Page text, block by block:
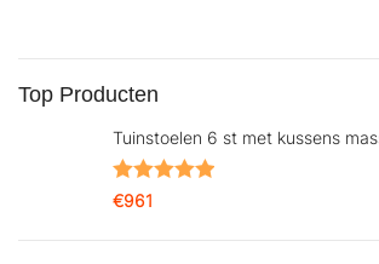
Top Producten
Tuinstoelen 6 st met kussens
Gewaardeerd
€961